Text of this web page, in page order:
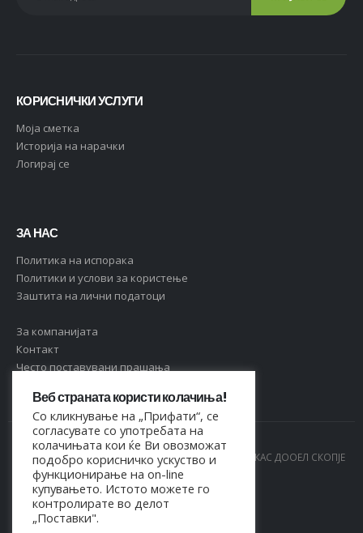
КОРИСНИЧКИ УСЛУГИ
Moja сметка
Историја на нарачки
Логирај се
ЗА НАС
Политика на испорака
Политики и услови за користење
Заштита на лични податоци
За компанијата
Контакт
Често поставувани прашања
© Copyright 2021. Сите права се задржани од МАРКАС ДООЕЛ СКОПЈЕ
- 4044021518150
Веб страната користи колачиња!
Со кликнување на „Прифати“, се
согласувате со употребата на
колачињата кои ќе Ви овозможат
подобро корисничко ускуство и
функционирање на on-line
купувањето. Истото можете го
контролирате во делот
„Поставки".